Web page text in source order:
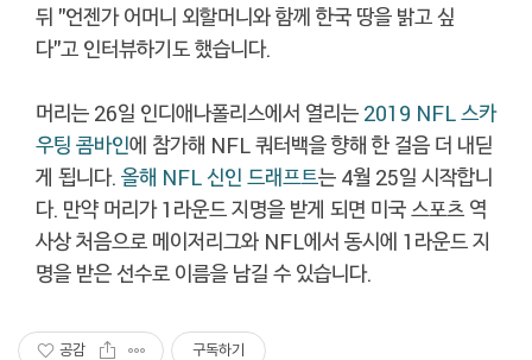
뒤 "언젠가 어머니 외할머니와 함께 한국 땅을 밝고 싶
다"고 인터뷰하기도 했습니다.
머리는 26일 인디애나폴리스에서 열리는 2019 NFL 스카
우팅 콤바인에 참가해 NFL 쿼터백을 향해 한 걸음 더 내딛
게 됩니다. 올해 NFL 신인 드래프트는 4월 25일 시작합니
다. 만약 머리가 1라운드 지명을 받게 되면 미국 스포츠 역
사상 처음으로 메이저리그와 NFL에서 동시에 1라운드 지
명을 받은 선수로 이름을 남길 수 있습니다.
공감 구독하기